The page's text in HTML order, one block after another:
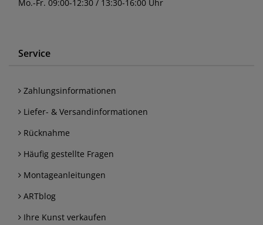
Mo.-Fr. 09:00-12:30 / 13:30-16:00 Uhr
Service
Zahlungsinformationen
Liefer- & Versandinformationen
Rücknahme
Häufig gestellte Fragen
Montageanleitungen
ARTblog
Ihre Kunst verkaufen